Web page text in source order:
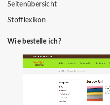
Seitenübersicht
Stofflexikon
Wie bestelle ich?